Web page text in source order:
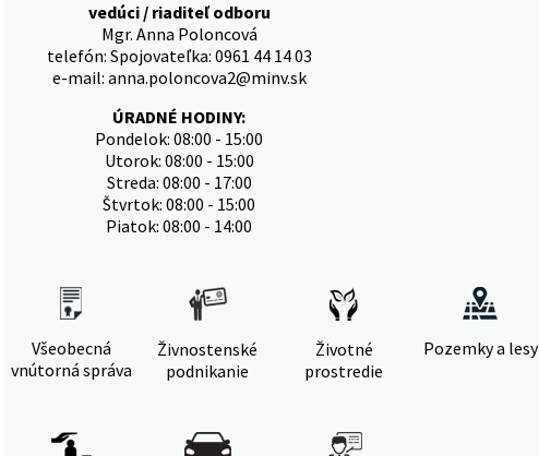
vedúci / riaditeľ odboru
Mgr. Anna Poloncová
telefón: Spojovateľka: 0961 44 14 03
e-mail: anna.poloncova2@minv.sk
ÚRADNÉ HODINY:
Pondelok: 08:00 - 15:00
Utorok: 08:00 - 15:00
Streda: 08:00 - 17:00
Štvrtok: 08:00 - 15:00
Piatok: 08:00 - 14:00
Všeobecná
vnútorná správa
Živnostenské
podnikanie
Životné
prostredie
Pozemky a lesy